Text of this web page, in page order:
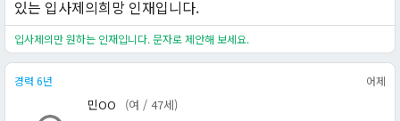
있는 입사제의희망 인재입니다.
입사제의만 원하는 인재입니다. 문자로 제안해 보세요.
경력 6년 어제
민OO
(여 / 47세)